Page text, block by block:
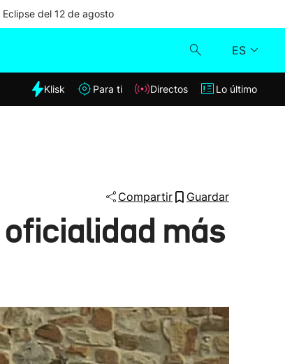
Eclipse del 12 de agosto
ES
Klisk
Lo último
Klisk Para ti Directos Lo último
Compartir Guardar
más